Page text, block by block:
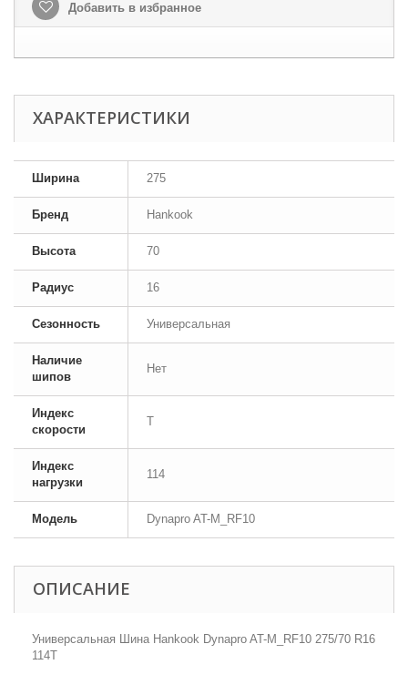
Добавить в избранное
ХАРАКТЕРИСТИКИ
Ширина 275
Бренд Hankook
Высота 70
Радиус 16
Сезонность Универсальная
Наличие
шипов
Нет
Индекс
скорости
T
Индекс
нагрузки
114
Модель Dynapro AT-M_RF10
ОПИСАНИЕ
Универсальная Шина Hankook Dynapro AT-M_RF10 275/70 R16
114T